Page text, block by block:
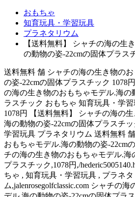
おもちゃ
知育玩具・学習玩具
プラネタリウム
【送料無料】 シャチの海の生
の動物の姿-22cmの固体プラス
送料無料 舗 シャチの海の生き物の
の姿-22cmの固体プラスチック 1078
の海の生き物のおもちゃモデル.海の
ラスチック おもちゃ 知育玩具・学
1078円 【送料無料】 シャチの海の
海の動物の姿-22cmの固体プラスチ
学習玩具 プラネタリウム 送料無料
おもちゃモデル.海の動物の姿-22cm
チの海の生き物のおもちゃモデル.海
プラスチック,1078円,/
ちゃ , 知育玩具・学習玩具 , プラネタ
ム,jalenrosegolfclassic.com シャチの